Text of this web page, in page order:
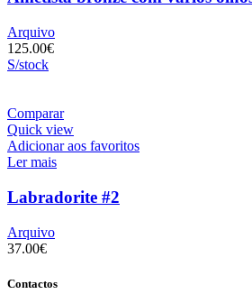
Arquivo
125.00€
S/stock
Comparar
Quick view
Adicionar aos favoritos
Ler mais
Labradorite #2
Arquivo
37.00€
Contactos